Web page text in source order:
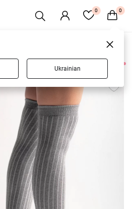
0 0
4 товарів
Ukrainian